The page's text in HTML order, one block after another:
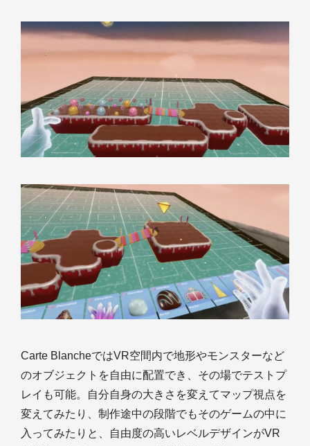
Carte BlancheではVR空間内で地形やモンスターなど
のオブジェクトを自由に配置でき、その場でテストプ
レイも可能。自分自身の大きさを変えてマップ視点を
変えてみたり、制作途中の段階でもそのゲームの中に
入ってみたりと、自由度の高いレベルデザインがVR